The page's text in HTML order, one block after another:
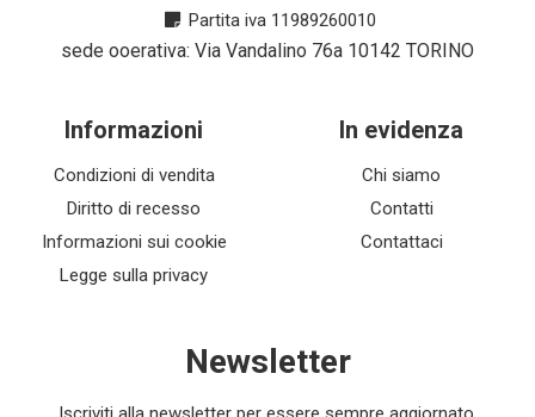
Partita iva 11989260010
sede ooerativa: Via Vandalino 76a 10142 TORINO
Informazioni
Condizioni di vendita
Diritto di recesso
Informazioni sui cookie
Legge sulla privacy
In evidenza
Chi siamo
Contatti
Contattaci
Newsletter